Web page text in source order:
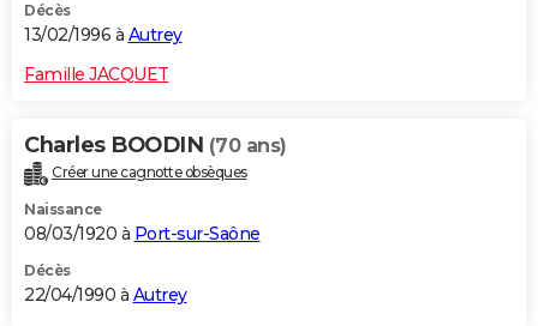
Décès
13/02/1996 à Autrey
Famille JACQUET
Charles BOODIN (70 ans)
Créer une cagnotte obsèques
Naissance
08/03/1920 à Port-sur-Saône
Décès
22/04/1990 à Autrey